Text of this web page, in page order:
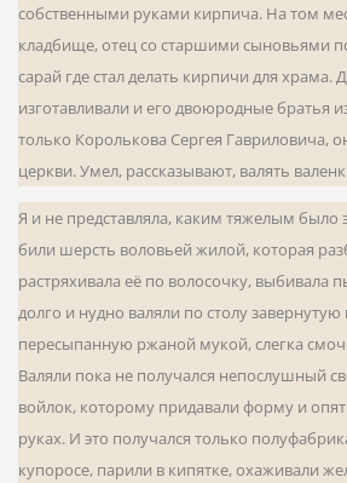
собственными руками кирпича. На том
кладбище, отец со старшими сыновья­ми
сарай где стал делать кирпичи для храма.
изготавлива­ли и его двоюродные братья
только Королькова Сергея Гавриловича,
церкви. Умел, рассказывают, валять
Я и не представляла, каким тяжелым было
били шерсть воловьей жилой, которая
растряхивала её по волосочку, выбивала
долго и нудно валяли по столу завернутую
пересыпанную ржаной мукой, слегка
Валяли пока не получался непослушный
войлок, ко­торому придавали форму и
руках. И это получался только
купоросе, парили в кипятке, охаживали